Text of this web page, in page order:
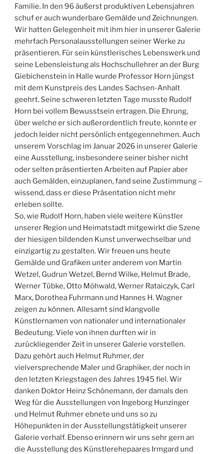
Familie. In den 96 äußerst produktiven Lebensjahren
schuf er auch wunderbare Gemälde und Zeichnungen.
Wir hatten Gelegenheit mit ihm hier in unserer Galerie
mehrfach Personalausstellungen seiner Werke zu
präsentieren. Für sein künstlerisches Lebenswerk und
seine Lebensleistung als Hochschullehrer an der Burg
Giebichenstein in Halle wurde Professor Horn jüngst
mit dem Kunstpreis des Landes Sachsen-Anhalt
geehrt. Seine schweren letzten Tage musste Rudolf
Horn bei vollem Bewusstsein ertragen. Die Ehrung,
über welche er sich außerordentlich freute, konnte er
jedoch leider nicht persönlich entgegennehmen. Auch
unserem Vorschlag im Januar 2026 in unserer Galerie
eine Ausstellung, insbesondere seiner bisher nicht
oder selten präsentierten Arbeiten auf Papier aber
auch Gemälden, einzuplanen, fand seine Zustimmung –
wissend, dass er diese Präsentation nicht mehr
erleben sollte.
So, wie Rudolf Horn, haben viele weitere Künstler
unserer Region und Heimatstadt mitgewirkt die Szene
der hiesigen bildenden Kunst unverwechselbar und
einzigartig zu gestalten. Wir freuen uns heute
Gemälde und Grafiken unter anderem von Martin
Wetzel, Gudrun Wetzel, Bernd Wilke, Helmut Brade,
Werner Tübke, Otto Möhwald, Werner Rataiczyk, Carl
Marx, Dorothea Fuhrmann und Hannes H. Wagner
zeigen zu können. Allesamt sind klangvolle
Künstlernamen von nationaler und internationaler
Bedeutung. Viele von ihnen durften wir in
zurückliegender Zeit in unserer Galerie vorstellen.
Dazu gehört auch Helmut Ruhmer, der
vielversprechende Maler und Graphiker, der noch in
den letzten Kriegstagen des Jahres 1945 fiel. Wir
danken Doktor Heinz Schönemann, der damals den
Weg für die Ausstellungen von Ingeborg Hunzinger
und Helmut Ruhmer ebnete und uns so zu
Höhepunkten in der Ausstellungstätigkeit unserer
Galerie verhalf. Ebenso erinnern wir uns sehr gern an
die Ausstellung des Künstlerehepaares Irmgard und